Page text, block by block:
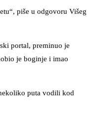
piše u odgovoru Višeg
portal, preminuo je
je boginje i imao
puta vodili kod